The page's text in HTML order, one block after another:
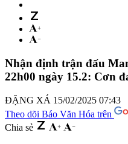
Nhận định trận đấu
22h00 ngày 15.2: Cơn
ĐẶNG XÁ 15/02/2025 07:43
Theo dõi Báo Văn Hóa trên
Chia sẻ